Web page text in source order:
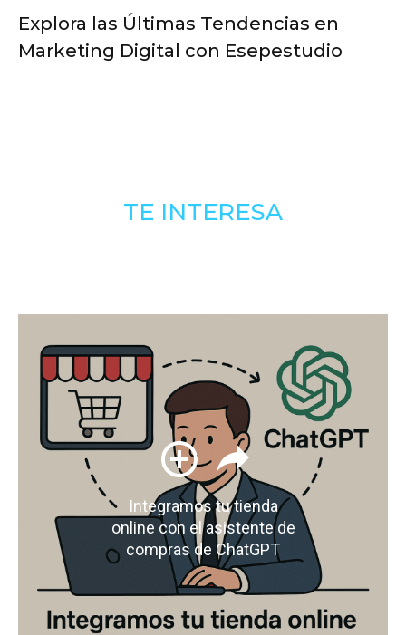
Explora las Últimas Tendencias en
Marketing Digital con Esepestudio
TE INTERESA
Integramos tu tienda
online con el asistente de
compras de ChatGPT